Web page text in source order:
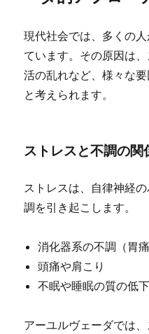
現代社会では、多くの
ています。その原因は
活の乱れなど、様々な
と考えられます。
ストレスと不調の関
ストレスは、自律神経
調を引き起こします。
消化器系の不調（胃
頭痛や肩こり
不眠や睡眠の質の低下
アーユルヴェーダでは